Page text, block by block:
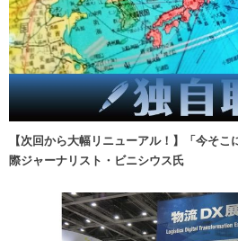
【次回から大幅リニューアル！】「今そ
際ジャーナリスト・ビニシウス氏